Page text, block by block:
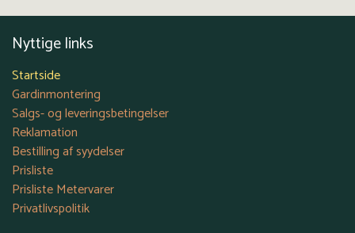
Nyttige links
Startside
Gardinmontering
Salgs- og leveringsbetingelser
Reklamation
Bestilling af syydelser
Prisliste
Prisliste Metervarer
Privatlivspolitik